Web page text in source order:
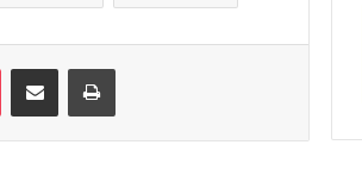
Pocket Share via Email Print